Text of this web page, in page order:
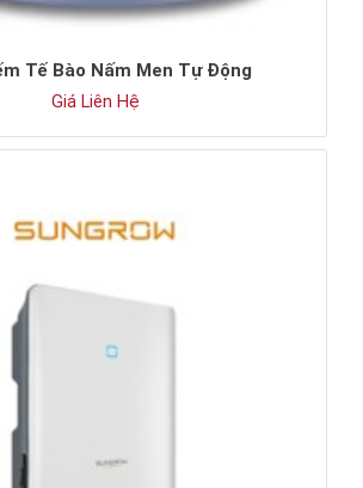
Tế Bào Nấm Men Tự Động
Giá Liên Hệ